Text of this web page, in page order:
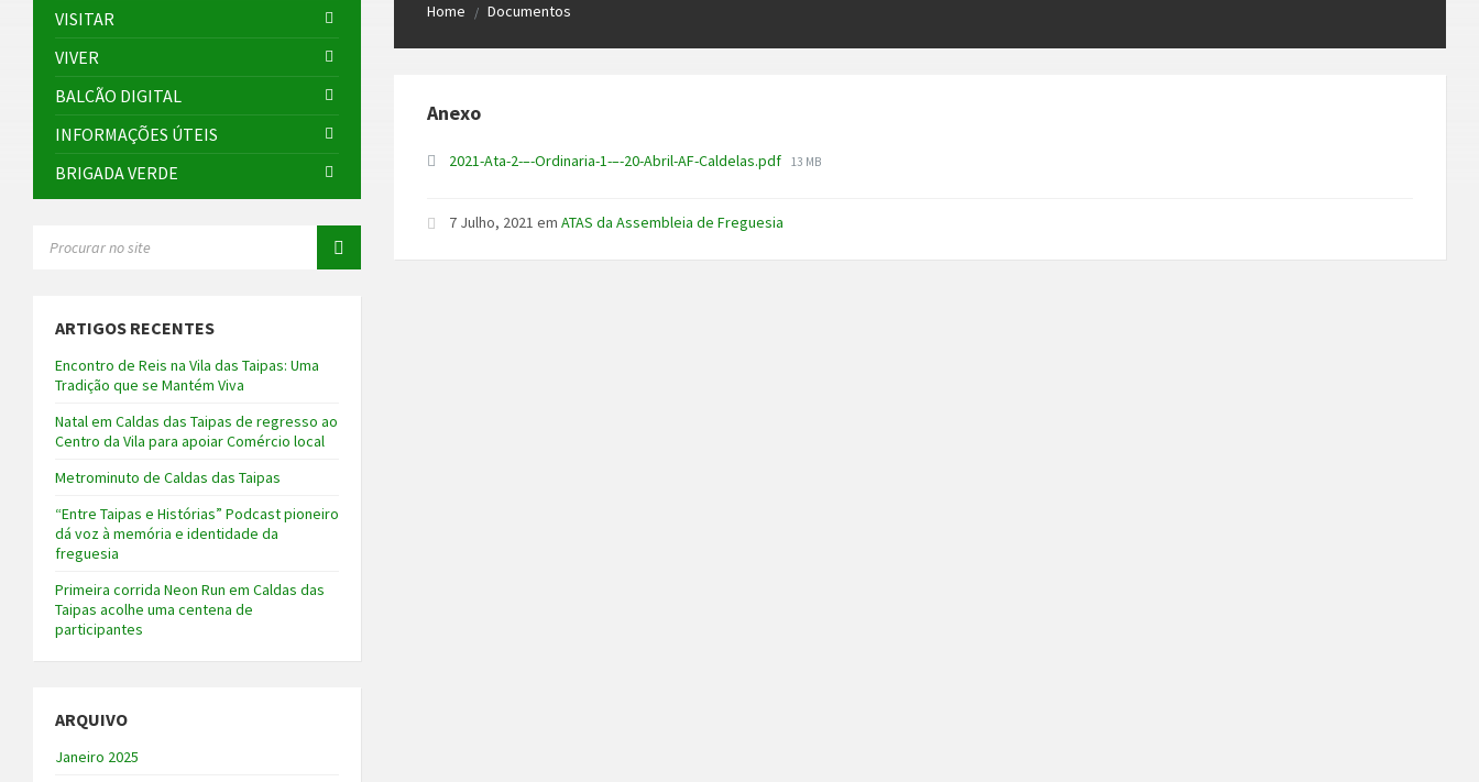
Home / Documentos
Anexo
2021-Ata-2-–-Ordinaria-1-–-20-Abril-AF-Caldelas.pdf File
13 MB
7 Julho, 2021emATAS da Assembleia de Freguesia
VISITAR
VIVER
BALCÃO DIGITAL
INFORMAÇÕES ÚTEIS
BRIGADA VERDE
ARTIGOS RECENTES
Encontro de Reis na Vila das Taipas: Uma
Tradição que se Mantém Viva
Natal em Caldas das Taipas de regresso ao
Centro da Vila para apoiar Comércio local
Metrominuto de Caldas das Taipas
“Entre Taipas e Histórias” Podcast pioneiro
dá voz à memória e identidade da
freguesia
Primeira corrida Neon Run em Caldas das
Taipas acolhe uma centena de
participantes
ARQUIVO
Janeiro 2025